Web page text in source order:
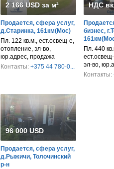
2 166 USD за м²
Продается, сфера услуг,
д.Старинка, 161км(Мос)
Пл. 122 кв.м., ест.освещ-е,
отопление, эл-во,
юр.адрес, продажа
Контакты: +375 44 780-0...
НДС
бизнес,
Пл. 440
эл-во,
Контакты:
96 000 USD
Продается, сфера услуг,
д.Рыжичи, Толочинский
р-н